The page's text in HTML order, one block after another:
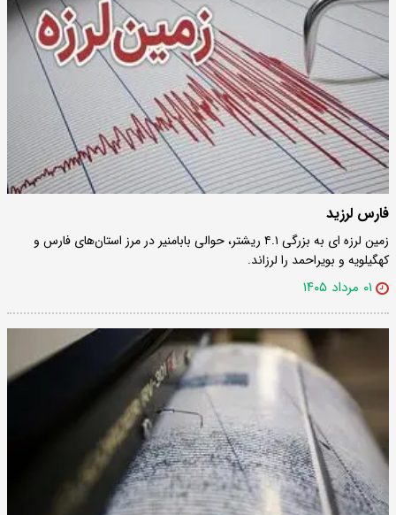
فارس لرزید
زمین لرزه ای به بزرگی ۴.۱ ریشتر، حوالی بابامنیر در مرز استان‌های فارس و
کهگیلویه و بویراحمد را لرزاند.
۰۱ مرداد ۱۴۰۵